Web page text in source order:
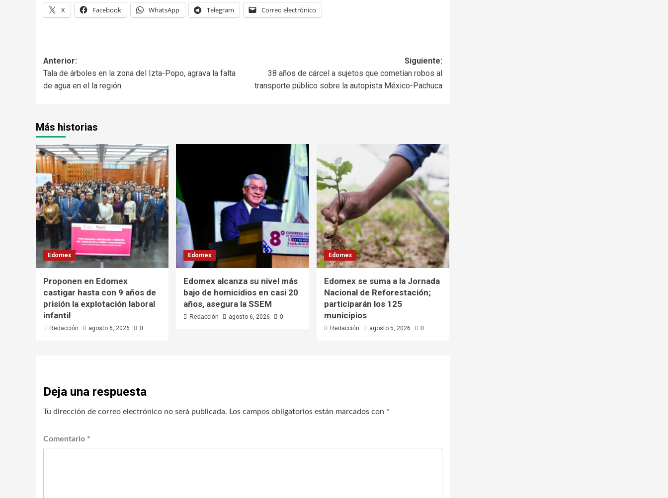
X Facebook WhatsApp Telegram Correo electrónico
Anterior:
Tala de árboles en la zona del Izta-Popo, agrava la falta
de agua en el la región
Siguiente:
38 años de cárcel a sujetos que cometían robos al
transporte público sobre la autopista México-Pachuca
Más historias
Edomex
Proponen en Edomex
castigar hasta con 9 años de
prisión la explotación laboral
infantil
Redacción agosto 6, 2026 0
Edomex
Edomex alcanza su nivel más
bajo de homicidios en casi 20
años, asegura la SSEM
Redacción agosto 6, 2026 0
Edomex
Edomex se suma a la Jornada
Nacional de Reforestación;
participarán los 125
municipios
Redacción agosto 5, 2026 0
Deja una respuesta
Tu dirección de correo electrónico no será publicada. Los campos obligatorios están marcados con *
Comentario *